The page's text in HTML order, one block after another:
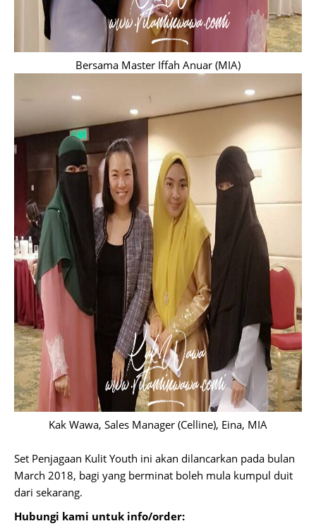
Bersama Master Iffah Anuar (MIA)
Kak Wawa, Sales Manager (Celline), Eina, MIA
Set Penjagaan Kulit Youth ini akan dilancarkan pada bulan
March 2018, bagi yang berminat boleh mula kumpul duit
dari sekarang.
Hubungi kami untuk info/order: